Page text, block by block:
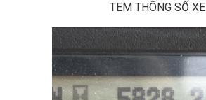
TEM THÔNG SỐ XE